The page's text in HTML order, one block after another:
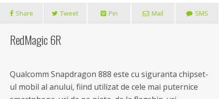
Share Tweet Pin Mail SMS
RedMagic 6R
Qualcomm Snapdragon 888 este cu siguranta chipset-
ul mobil al anului, fiind utilizat de cele mai puternice